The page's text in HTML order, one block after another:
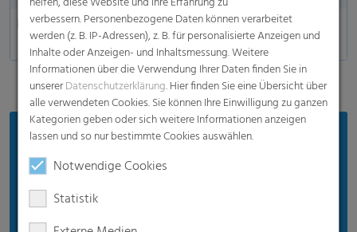
Erhältlich
Mono- oder
Coexfolie
Vorteile
Bequeme Handhabung: einfaches und
verbessern. Personenbezogene Daten können verarbeitet
werden (z. B. IP-Adressen), z. B. für personalisierte Anzeigen und
Inhalte oder Anzeigen- und Inhaltsmessung. Weitere
Informationen über die Verwendung Ihrer Daten finden Sie in
unsererDatenschutzerklärung. Hier finden Sie eine Übersicht über
alle verwendeten Cookies. Sie können Ihre Einwilligung zu ganzen
Kategorien geben oder sich weitere Informationen anzeigen
lassen und so nur bestimmte Cookies auswählen.
Notwendige Cookies
Statistik